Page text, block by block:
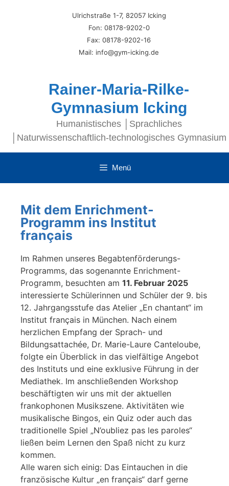
Ulrichstraße 1-7, 82057 Icking
Fon: 08178-9202-0
Fax: 08178-9202-16
Mail: info@gym-icking.de
Rainer-Maria-Rilke-
Gymnasium Icking
Humanistisches │Sprachliches
│Naturwissenschaftlich-technologisches Gymnasium
Menü
Mit dem Enrichment-
Programm ins Institut
français
Im Rahmen unseres Begabtenförderungs-
Programms, das sogenannte Enrichment-
Programm, besuchten am 11. Februar 2025
interessierte Schülerinnen und Schüler der 9. bis
12. Jahrgangsstufe das Atelier „En chantant“ im
Institut français in München. Nach einem
herzlichen Empfang der Sprach- und
Bildungsattachée, Dr. Marie-Laure Canteloube,
folgte ein Überblick in das vielfältige Angebot
des Instituts und eine exklusive Führung in der
Mediathek. Im anschließenden Workshop
beschäftigten wir uns mit der aktuellen
frankophonen Musikszene. Aktivitäten wie
musikalische Bingos, ein Quiz oder auch das
traditionelle Spiel „N’oubliez pas les paroles“
ließen beim Lernen den Spaß nicht zu kurz
kommen.
Alle waren sich einig: Das Eintauchen in die
französische Kultur „en français“ darf gerne